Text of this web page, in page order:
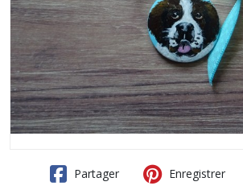
Partager Enregistrer